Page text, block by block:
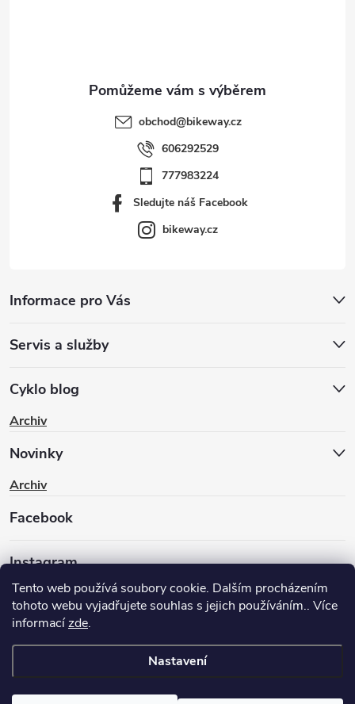
Tento web používá soubory cookie. Dalším procházením
tohoto webu vyjadřujete souhlas s jejich používáním.. Více
informacízde.
Nastavení
obchod@bikeway.cz
606292529
777983224
Sledujte náš Facebook
bikeway.cz
Informace pro Vás
Servis a služby
Cyklo blog
Archiv
Novinky
Archiv
Facebook
Instagram
nastavení cookies